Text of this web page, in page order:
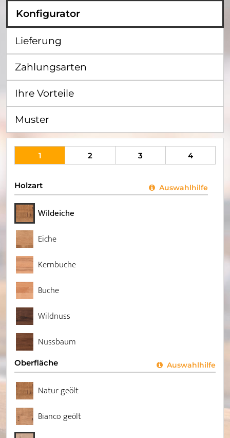
Konfigurator
Lieferung
Zahlungsarten
Ihre Vorteile
Muster
1 2 3 4
Holzart Auswahlhilfe
Wildeiche
Eiche
Kernbuche
Buche
Wildnuss
Nussbaum
Oberfläche Auswahlhilfe
Natur geölt
Bianco geölt